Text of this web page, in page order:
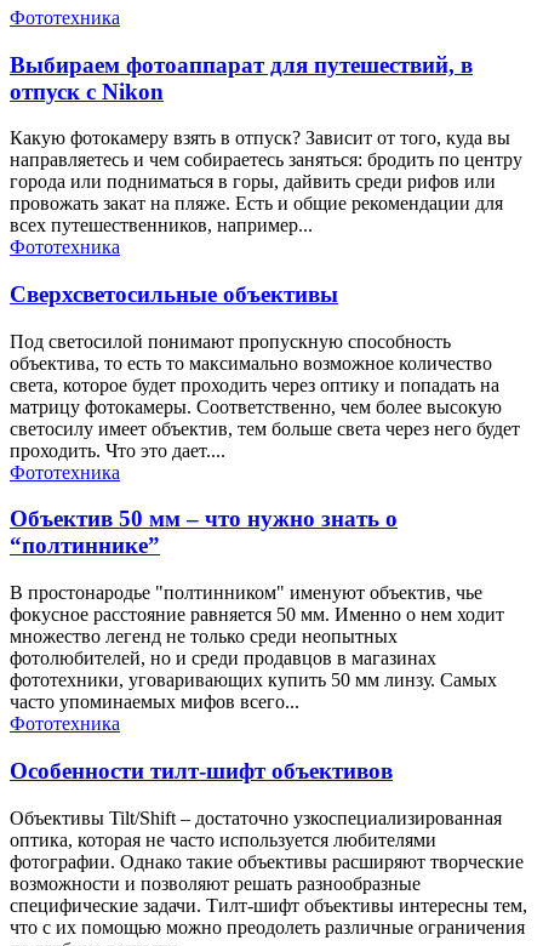
Фототехника
Выбираем фотоаппарат для путешествий, в
отпуск с Nikon
Какую фотокамеру взять в отпуск? Зависит от того, куда вы
направляетесь и чем собираетесь заняться: бродить по центру
города или подниматься в горы, дайвить среди рифов или
провожать закат на пляже. Есть и общие рекомендации для
всех путешественников, например...
Фототехника
Сверхсветосильные объективы
Под светосилой понимают пропускную способность
объектива, то есть то максимально возможное количество
света, которое будет проходить через оптику и попадать на
матрицу фотокамеры. Соответственно, чем более высокую
светосилу имеет объектив, тем больше света через него будет
проходить. Что это дает....
Фототехника
Объектив 50 мм – что нужно знать о
“полтиннике”
В простонародье "полтинником" именуют объектив, чье
фокусное расстояние равняется 50 мм. Именно о нем ходит
множество легенд не только среди неопытных
фотолюбителей, но и среди продавцов в магазинах
фототехники, уговаривающих купить 50 мм линзу. Самых
часто упоминаемых мифов всего...
Фототехника
Особенности тилт-шифт объективов
Объективы Tilt/Shift – достаточно узкоспециализированная
оптика, которая не часто используется любителями
фотографии. Однако такие объективы расширяют творческие
возможности и позволяют решать разнообразные
специфические задачи. Тилт-шифт объективы интересны тем,
что с их помощью можно преодолеть различные ограничения